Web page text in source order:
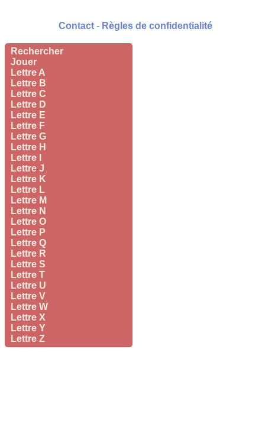
Rechercher
Jouer
Lettre A
Lettre B
Lettre C
Lettre D
Lettre E
Lettre F
Lettre G
Lettre H
Lettre I
Lettre J
Lettre K
Lettre L
Lettre M
Lettre N
Lettre O
Lettre P
Lettre Q
Lettre R
Lettre S
Lettre T
Lettre U
Lettre V
Lettre W
Lettre X
Lettre Y
Lettre Z
Contact - Règles de confidentialité